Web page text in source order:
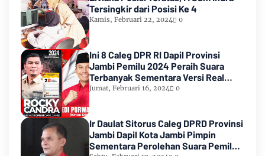
Tersingkir dari Posisi Ke 4
Kamis, Februari 22, 2024 0
Ini 8 Caleg DPR RI Dapil Provinsi
Jambi Pemilu 2024 Peraih Suara
Terbanyak Sementara Versi Real
Count KPU RI
Jumat, Februari 16, 2024 0
Ir Daulat Sitorus Caleg DPRD Provinsi
Jambi Dapil Kota Jambi Pimpin
Sementara Perolehan Suara Pemilu